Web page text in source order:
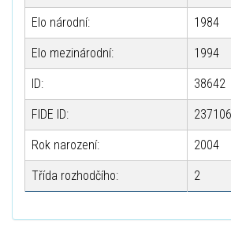
Elo národní: 1984
Elo mezinárodní: 1994
ID: 38642
FIDE ID:
Rok narození: 2004
Třída rozhodčího: 2